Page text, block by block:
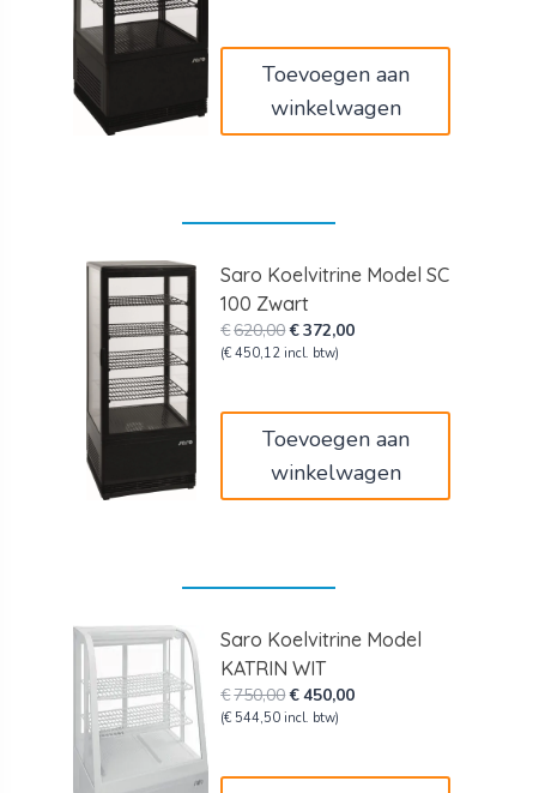
Toevoegen aan
winkelwagen
Saro Koelvitrine Model SC
100 Zwart
€620,00Oorspronkelijke
prijs
€372,00Huidige
(€ 450,12 incl. btw)
Toevoegen aan
winkelwagen
Saro Koelvitrine Model
KATRIN WIT
€750,00Oorspronkelijke
prijs
€450,00Huidige
(€ 544,50 incl. btw)